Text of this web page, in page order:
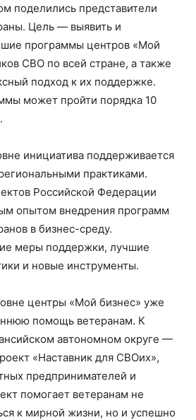
поделились представители
Цель — выявить и
программы центров «Мой
СВО по всей стране, а также
подход к их поддержке.
может пройти порядка 10
инициатива поддерживается
практиками.
Российской Федерации
опытом внедрения программ
в бизнес-среду.
меры поддержки, лучшие
и новые инструменты.
центры «Мой бизнес» уже
помощь ветеранам. К
автономном округе —
«Наставник для СВОих»,
предпринимателей и
помогает ветеранам не
к мирной жизни, но и успешно